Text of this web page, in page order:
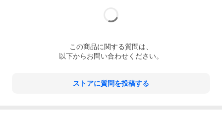
この商品に関する質問は、
以下からお問い合わせください。
ストアに質問を投稿する